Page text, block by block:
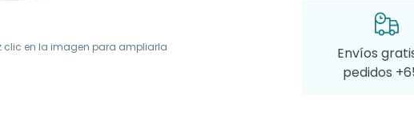
clic en la imagen para ampliarla
Envíos
pedidos